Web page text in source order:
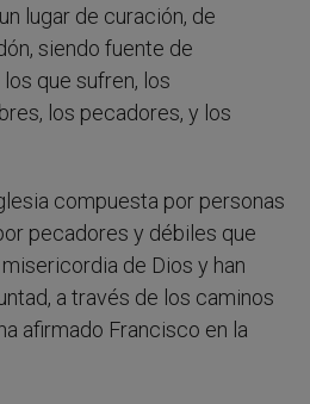
lugar de curación, de
siendo fuente de
que sufren, los
los pecadores, y los
compuesta por personas
pecadores y débiles que
de Dios y han
a través de los caminos
afirmado Francisco en la